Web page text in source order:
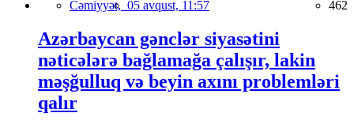
Cəmiyyət, 05 avqust, 11:57 462
Azərbaycan gənclər siyasətini
nəticələrə bağlamağa çalışır, lakin
məşğulluq və beyin axını problemləri
qalır